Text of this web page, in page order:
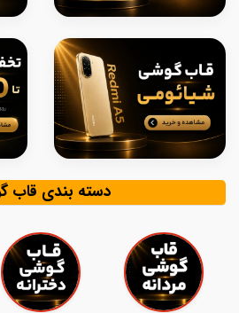
دسته بندی قاب